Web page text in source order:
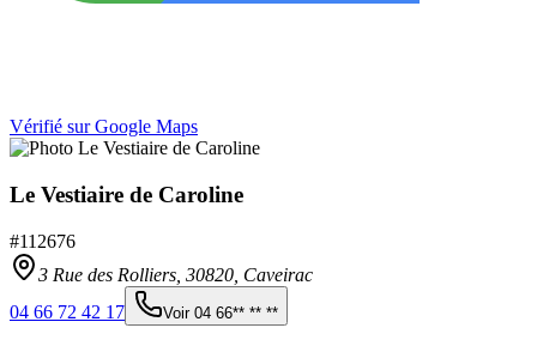
Vérifié sur Google Maps
Le Vestiaire de Caroline
#112676
3 Rue des Rolliers, 30820 Caveirac
04 66 72 42 17
Voir 04 66** ** **